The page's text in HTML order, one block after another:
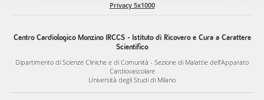
Privacy 5x1000
Centro Cardiologico Monzino IRCCS - Istituto di Ricovero e Cura a Carattere
Scientifico
Dipartimento di Scienze Cliniche e di Comunità - Sezione di Malattie dell’Apparato
Cardiovascolare
Università degli Studi di Milano